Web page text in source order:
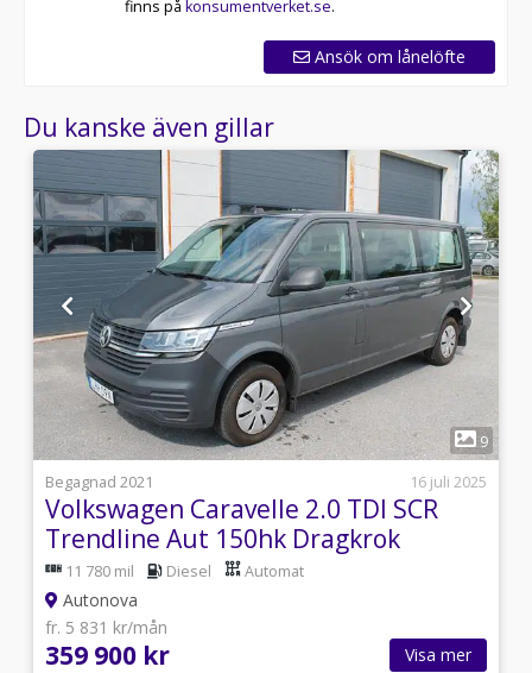
finns på konsumentverket.se.
Ansök om lånelöfte
Du kanske även gillar
1
9
Begagnad 2021
16 juli 2025
Volkswagen Caravelle 2.0 TDI SCR
Trendline Aut 150hk Dragkrok
11 780 mil Diesel Automat
Autonova
fr. 5 831 kr/mån
359 900 kr Visa mer